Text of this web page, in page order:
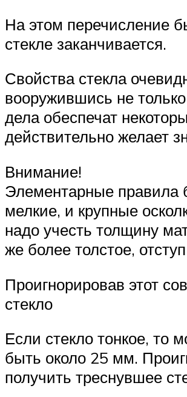
На этом перечисление
стекле заканчивается.
Свойства стекла
вооружившись не
дела обеспечат
действительно желает
Внимание!
Элементарные правила
мелкие, и крупные
надо учесть толщину
же более толстое,
Проигнорировав этот
стекло
Если стекло тонкое, то
быть около 25 мм.
получить треснувшее